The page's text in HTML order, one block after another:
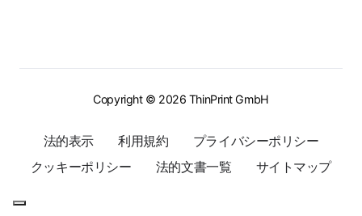
Copyright © 2026 ThinPrint GmbH
法的表示 利用規約
プライバシーポリシー
クッキーポリシー
法的文書一覧 サイトマップ